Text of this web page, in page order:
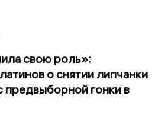
свою роль»:
о снятии липчанки
предвыборной гонки в